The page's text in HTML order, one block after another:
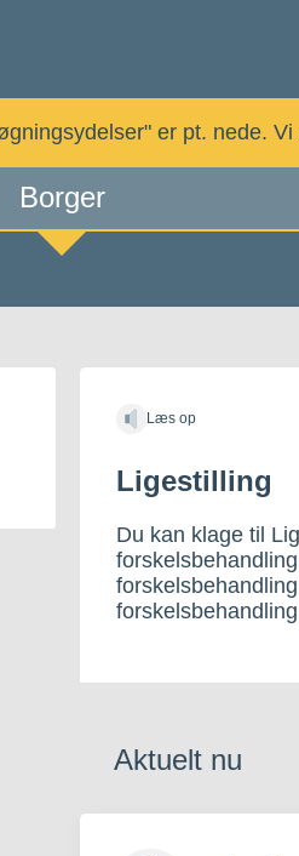
er pt. nede.
Borger
Læs op
Ligestilling
Du kan klage til
Aktuelt nu